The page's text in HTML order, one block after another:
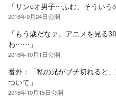
「サン○オ男子…ふむ、そういう
2016年9月24日公開
「もう歳だなァ。アニメを見る
わ……」
2016年10月1日公開
番外：「私の兄がブチ切れると
ついて」
2016年10月15日公開